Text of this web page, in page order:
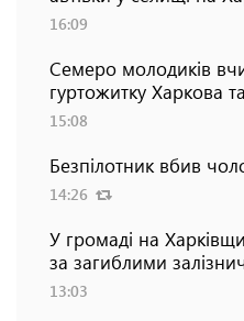
16:09
Семеро молодиків
гуртожитку Харкова
15:08
Безпілотник вбив
14:26
У громаді на
за загиблими
13:03